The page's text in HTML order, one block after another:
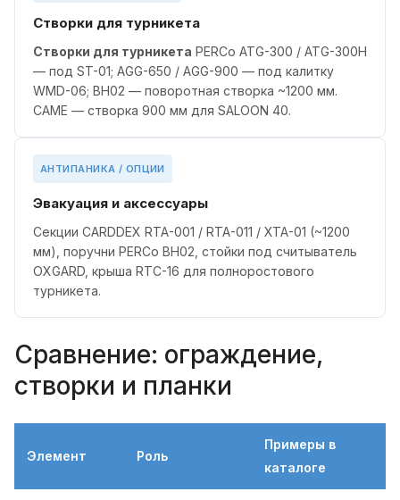
Створки для турникета
Створки для турникета PERCo ATG-300 / ATG-300H
— под ST-01; AGG-650 / AGG-900 — под калитку
WMD-06; BH02 — поворотная створка ~1200 мм.
CAME — створка 900 мм для SALOON 40.
АНТИПАНИКА / ОПЦИИ
Эвакуация и аксессуары
Секции CARDDEX RTA-001 / RTA-011 / XTA-01 (~1200
мм), поручни PERCo BH02, стойки под считыватель
OXGARD, крыша RTC-16 для полноростового
турникета.
Сравнение: ограждение,
створки и планки
Элемент Роль
Примеры в
каталоге